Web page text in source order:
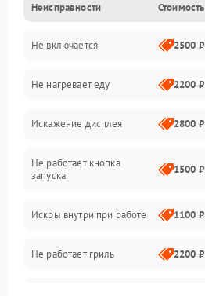
Дверца и корпус
Механика и внутренние элементы
Механические повреждения
Питание и запуск
Нагрев и приготовление
Программное обеспечение
Неисправности Стоимость
Не включается 2500 ₽
Не нагревает еду 2200 ₽
Искажение дисплея 2800 ₽
Не работает кнопка
запуска
1500 ₽
Искры внутри при работе 1100 ₽
Не работает гриль 2200 ₽